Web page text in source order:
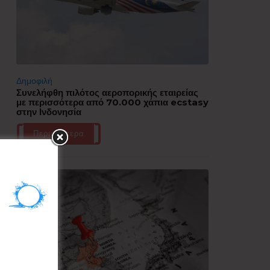
Δημοφιλή
Συνελήφθη πιλότος αεροπορικής εταιρείας
με περισσότερα από 70.000 χάπια ecstasy
στην Ινδονησία
Περισσότερα